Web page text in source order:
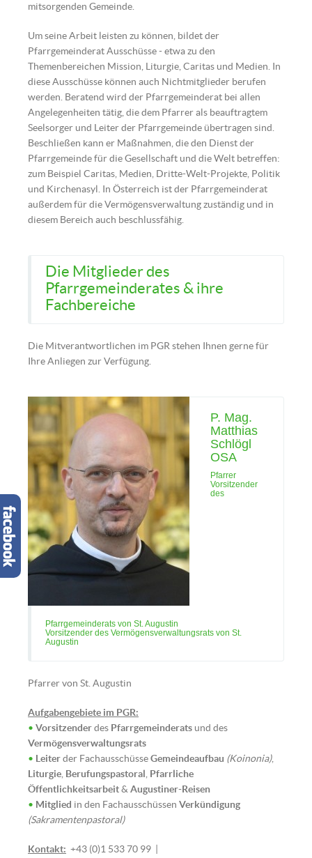
mitsorgenden Gemeinde.
Um seine Arbeit leisten zu können, bildet der
Pfarrgemeinderat Ausschüsse - etwa zu den
Themenbereichen Mission, Liturgie, Caritas und Medien. In
diese Ausschüsse können auch Nichtmitglieder berufen
werden. Beratend wird der Pfarrgemeinderat bei allen
Angelegenheiten tätig, die dem Pfarrer als beauftragtem
Seelsorger und Leiter der Pfarrgemeinde übertragen sind.
Beschließen kann er Maßnahmen, die den Dienst der
Pfarrgemeinde für die Gesellschaft und die Welt betreffen:
zum Beispiel Caritas, Medien, Dritte-Welt-Projekte, Politik
und Kirchenasyl. In Österreich ist der Pfarrgemeinderat
außerdem für die Vermögensverwaltung zuständig und in
diesem Bereich auch beschlussfähig.
Die Mitglieder des
Pfarrgemeinderates & ihre
Fachbereiche
Die Mitverantwortlichen im PGR stehen Ihnen gerne für
Ihre Anliegen zur Verfügung.
P. Mag.
Matthias
Schlögl
OSA
Pfarrer
Vorsitzender
des
Pfarrgemeinderats von St. Augustin
Vorsitzender des Vermögensverwaltungsrats von St.
Augustin
Pfarrer von St. Augustin
Aufgabengebiete im PGR:
• Vorsitzenderdes Pfarrgemeinderats und des
Vermögensverwaltungsrats
• Leiterder FachausschüsseGemeindeaufbau (Koinonia),
Liturgie Berufungspastoral Pfarrliche
Öffentlichkeitsarbeit& Augustiner-Reisen
• Mitglied in den Fachausschüssen Verkündigung
(Sakramentenpastoral)
Kontakt: +43 (0)1 533 70 99 |